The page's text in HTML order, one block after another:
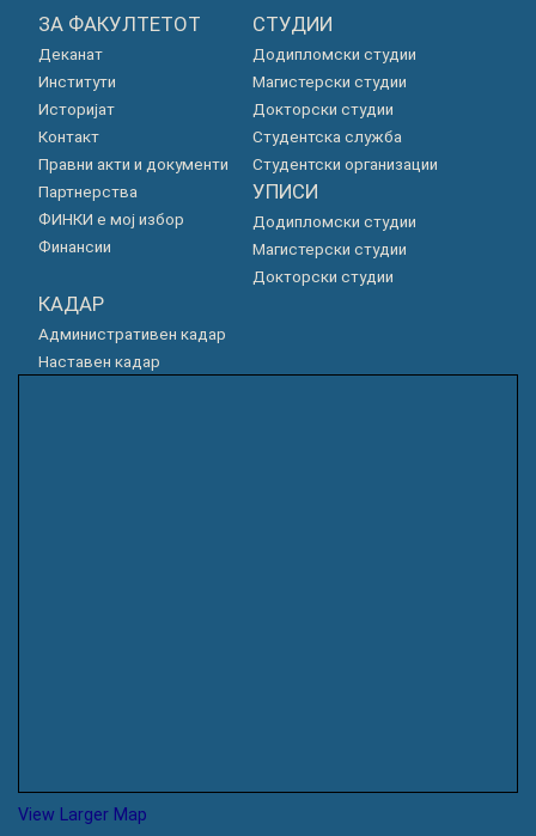
ЗА ФАКУЛТЕТОТ
Деканат
Институти
Историјат
Контакт
Правни акти и документи
Партнерства
ФИНКИ е мој избор
Финансии
СТУДИИ
Додипломски студии
Магистерски студии
Докторски студии
Студентска служба
Студентски организации
УПИСИ
Додипломски студии
Магистерски студии
Докторски студии
КАДАР
Административен кадар
Наставен кадар
View Larger Map